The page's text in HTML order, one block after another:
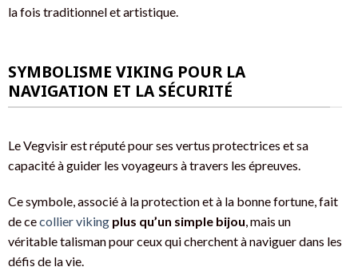
la fois traditionnel et artistique.
SYMBOLISME VIKING POUR LA
NAVIGATION ET LA SÉCURITÉ
Le Vegvisir est réputé pour ses vertus protectrices et sa
capacité à guider les voyageurs à travers les épreuves.
Ce symbole, associé à la protection et à la bonne fortune, fait
de cecollier viking plus qu’un simple bijou, mais un
véritable talisman pour ceux qui cherchent à naviguer dans les
défis de la vie.